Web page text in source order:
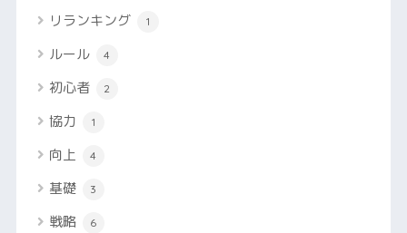
リランキング 1
ルール 4
初心者 2
協力 1
向上 4
基礎 3
戦略 6